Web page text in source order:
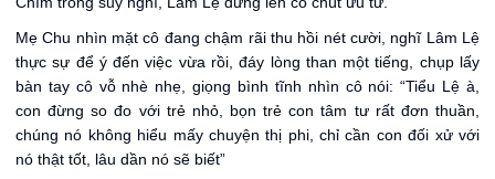
Mẹ Chu nhìn mặt cô đang chậm rãi thu hồi nét cười, nghĩ Lâm Lệ
thực sự để ý đến việc vừa rồi, đáy lòng than một tiếng, chụp lấy
bàn tay cô vỗ nhè nhẹ, giọng bình tĩnh nhìn cô nói: “Tiểu Lệ à,
con đừng so đo với trẻ nhỏ, bọn trẻ con tâm tư rất đơn thuần,
chúng nó không hiểu mấy chuyện thị phi, chỉ cần con đối xử với
nó thật tốt, lâu dần nó sẽ biết”